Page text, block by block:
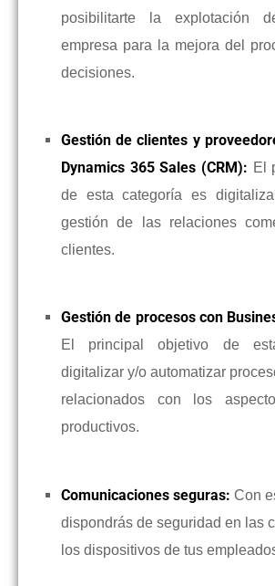
posibilitarte la explotación
empresa para la mejora del
decisiones.
Gestión de clientes y
Dynamics 365 Sales (CRM): El
de esta categoría es
gestión de las relaciones
clientes.
Gestión de procesos con
El principal objetivo de
digitalizar y/o automatizar
relacionados con los
productivos.
Comunicaciones seguras: Con
dispondrás de seguridad en las
los dispositivos de tus